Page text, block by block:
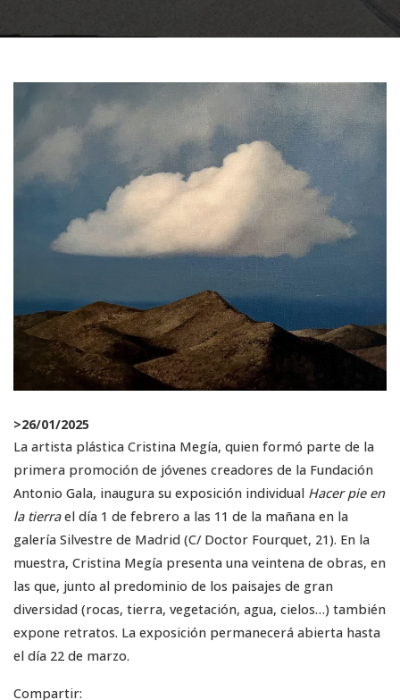
>26/01/2025
La artista plástica Cristina Megía, quien formó parte de la
primera promoción de jóvenes creadores de la Fundación
Antonio Gala, inaugura su exposición individual Hacer pie en
la tierrael día 1 de febrero a las 11 de la mañana en la
galería Silvestre de Madrid (C/ Doctor Fourquet, 21). En la
muestra, Cristina Megía presenta una veintena de obras, en
las que, junto al predominio de los paisajes de gran
diversidad (rocas, tierra, vegetación, agua, cielos…) también
expone retratos. La exposición permanecerá abierta hasta
el día 22 de marzo.
Compartir: